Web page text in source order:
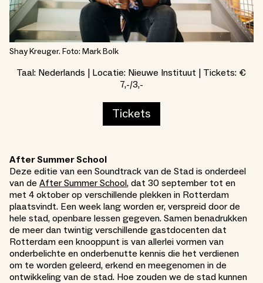
Shay Kreuger. Foto: Mark Bolk
Taal: Nederlands | Locatie: Nieuwe Instituut | Tickets: €
7,-/3,-
Tickets
After Summer School
Deze editie van een Soundtrack van de Stad is onderdeel
van de After Summer School, dat 30 september tot en
met 4 oktober op verschillende plekken in Rotterdam
plaatsvindt. Een week lang worden er, verspreid door de
hele stad, openbare lessen gegeven. Samen benadrukken
de meer dan twintig verschillende gastdocenten dat
Rotterdam een knooppunt is van allerlei vormen van
onderbelichte en onderbenutte kennis die het verdienen
om te worden geleerd, erkend en meegenomen in de
ontwikkeling van de stad. Hoe zouden we de stad kunnen